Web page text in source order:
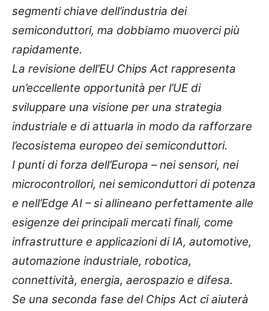
segmenti chiave dell’industria dei
semiconduttori, ma dobbiamo muoverci più
rapidamente.
La revisione dell’EU Chips Act rappresenta
un’eccellente opportunità per l’UE di
sviluppare una visione per una strategia
industriale e di attuarla in modo da rafforzare
l’ecosistema europeo dei semiconduttori.
I punti di forza dell’Europa – nei sensori, nei
microcontrollori, nei semiconduttori di potenza
e nell’Edge AI – si allineano perfettamente alle
esigenze dei principali mercati finali, come
infrastrutture e applicazioni di IA, automotive,
automazione industriale, robotica,
connettività, energia, aerospazio e difesa.
Se una seconda fase del Chips Act ci aiuterà